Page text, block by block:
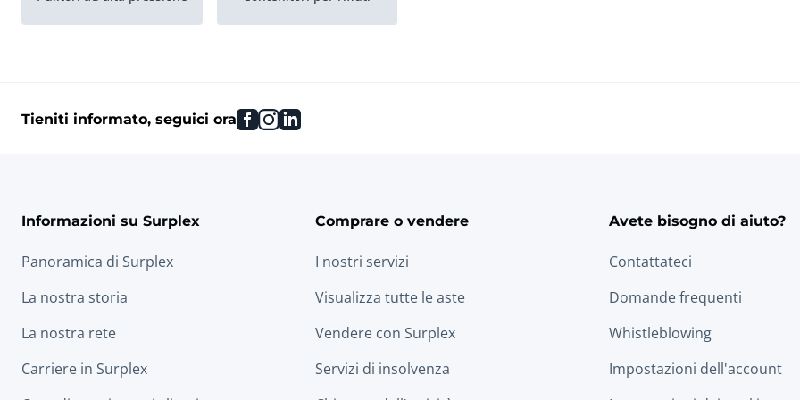
Tieniti informato, seguici ora facebook
instagram
linkedin
Informazioni su Surplex
Panoramica di Surplex
La nostra storia
La nostra rete
Carriere in Surplex
Comprare o vendere
I nostri servizi
Visualizza tutte le aste
Vendere con Surplex
Servizi di insolvenza
Avete bisogno di aiuto?
Contattateci
Domande frequenti
Whistleblowing
Impostazioni dell'account